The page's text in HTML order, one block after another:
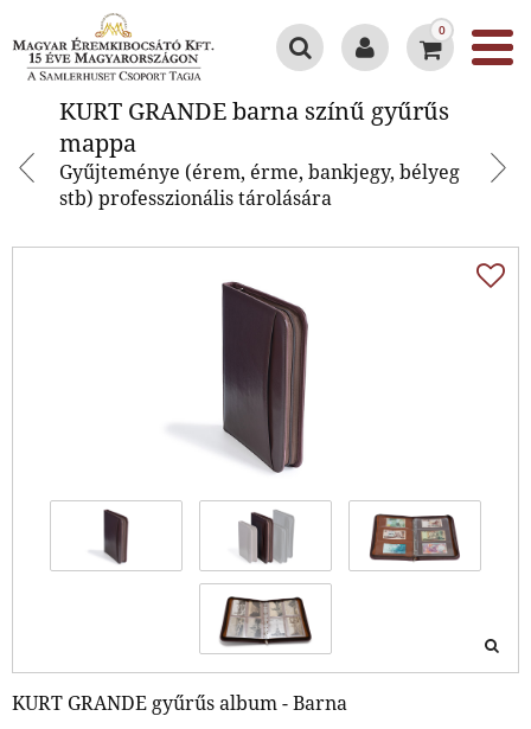
0
KURT GRANDE barna színű gyűrűs
mappa
Gyűjteménye (érem, érme, bankjegy, bélyeg
stb) professzionális tárolására
KURT GRANDE gyűrűs album - Barna
KURT GRANDE barna színű
gyűrűs mappa